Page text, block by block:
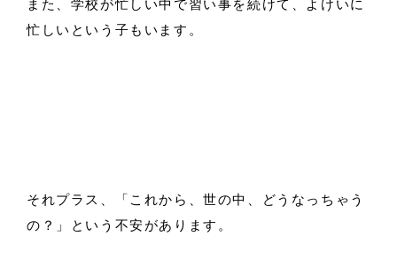
また、学校が忙しい中で習い事を続けて、よけいに
忙しいという子もいます。
それプラス、「これから、世の中、どうなっちゃう
の？」という不安があります。